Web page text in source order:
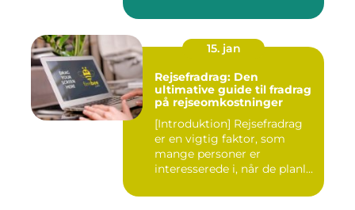
15. jan
Rejsefradrag: Den
ultimative guide til fradrag
på rejseomkostninger
[Introduktion] Rejsefradrag
er en vigtig faktor, som
mange personer er
interesserede i, når de planl...